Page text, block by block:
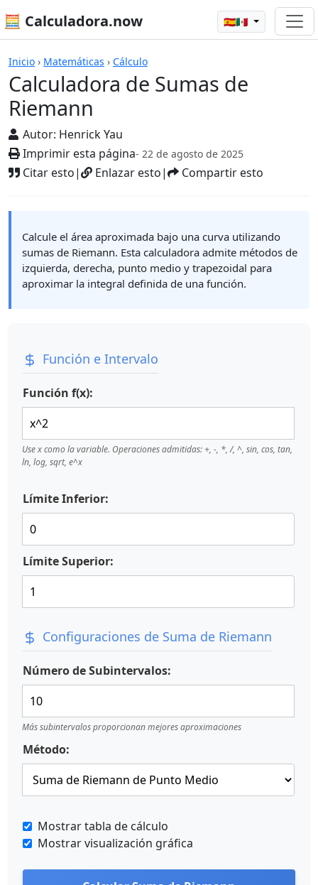
🧮 Calculadora.now 🇪🇸🇲🇽
Inicio › Matemáticas › Cálculo
Calculadora de Sumas de
Riemann
Autor: Henrick Yau
Imprimir esta página- 22 de agosto de 2025
Citar esto| Enlazar esto| Compartir esto
Calculadoras
Calcule el área aproximada bajo una curva utilizando
sumas de Riemann. Esta calculadora admite métodos de
izquierda, derecha, punto medio y trapezoidal para
aproximar la integral definida de una función.
Función e Intervalo
Función f(x):
Use x como la variable. Operaciones admitidas: +, -, *, /, ^, sin, cos, tan,
ln, log, sqrt, e^x
Límite Inferior:
Límite Superior:
Configuraciones de Suma de Riemann
Número de Subintervalos:
Más subintervalos proporcionan mejores aproximaciones
Método:
Mostrar tabla de cálculo
Mostrar visualización gráfica